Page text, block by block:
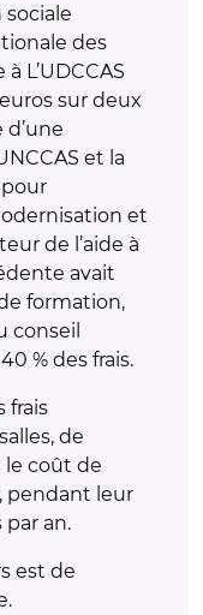
des
L’UDCCAS
sur deux
d’une
et la
et
de l’aide à
avait
formation,
conseil
% des frais.
frais
de
le coût de
pendant leur
an.
est de